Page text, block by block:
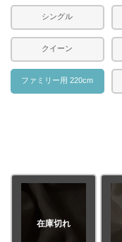
シングル
クイーン
ファミリー用 220cm
在庫切れ